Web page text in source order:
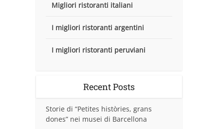
Migliori ristoranti italiani
I migliori ristoranti argentini
I migliori ristoranti peruviani
Recent Posts
Storie di “Petites històries, grans
dones” nei musei di Barcellona